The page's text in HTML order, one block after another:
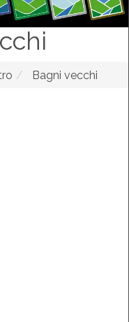
Bagni vecchi